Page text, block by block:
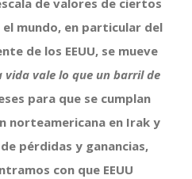
de valores de ciertos
mundo, en particular del
de los EEUU, se mueve
vida vale lo que un barril de
para que se cumplan
norteamericana en Irak y
pérdidas y ganancias,
con que EEUU